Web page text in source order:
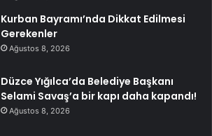
Kurban Bayramı’nda Dikkat Edilmesi
Gerekenler
Ağustos 8, 2026
Düzce Yığılca’da Belediye Başkanı
Selami Savaş’a bir kapı daha kapandı!
Ağustos 8, 2026